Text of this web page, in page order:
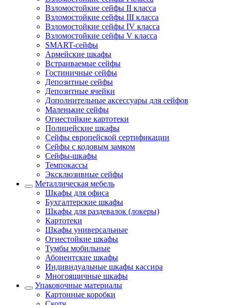
Взломостойкие сейфы II класса
Взломостойкие сейфы III класса
Взломостойкие сейфы IV класса
Взломостойкие сейфы V класса
SMART-сейфы
Армейские шкафы
Встраиваемые сейфы
Гостиничные сейфы
Депозитные сейфы
Депозитные ячейки
Дополнительные аксессуары для сейфов
Маленькие сейфы
Огнестойкие картотеки
Полицейские шкафы
Сейфы европейской сертификации
Сейфы с кодовым замком
Сейфы-шкафы
Темпокассы
Эксклюзивные сейфы
Металлическая мебель
Шкафы для офиса
Бухгалтерские шкафы
Шкафы для раздевалок (локеры)
Картотеки
Шкафы универсальные
Огнестойкие шкафы
Тумбы мобильные
Абонентские шкафы
Индивидуальные шкафы кассира
Многоящичные шкафы
Упаковочные материалы
Картонные коробки